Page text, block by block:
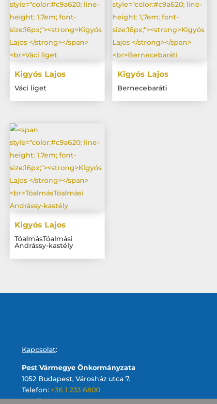
Kigyós Lajos
Váci liget
Kigyós Lajos
Bernecebaráti
Kigyós Lajos
TóalmásTóalmási
Andrássy-kastély
Kapcsolat:
Pest Vármegye Önkormányzata
1052 Budapest, Városház utca 7.
Telefon: +36 1 233 6800
Email: